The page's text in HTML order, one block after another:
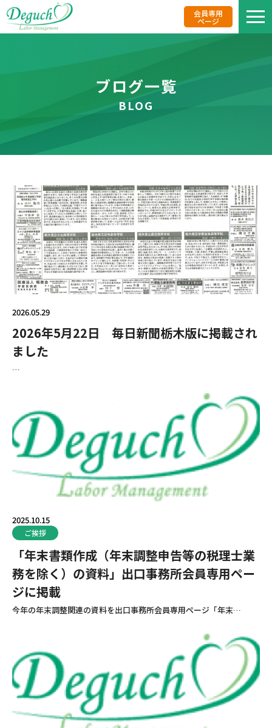
会員専用
ページ
リク
報酬
Q&A
リン
ブログ一覧
BLOG
2026.05.29
2026年5月22日 毎日新聞栃木版に掲載され
ました
…
2025.10.15
ご挨拶
「年末書類作成（年末調整申告等の税理士業
務を除く）の資料」出口事務所会員専用ペー
ジに掲載
今年の年末調整関連の資料を出口事務所会員専用ページ「年末…